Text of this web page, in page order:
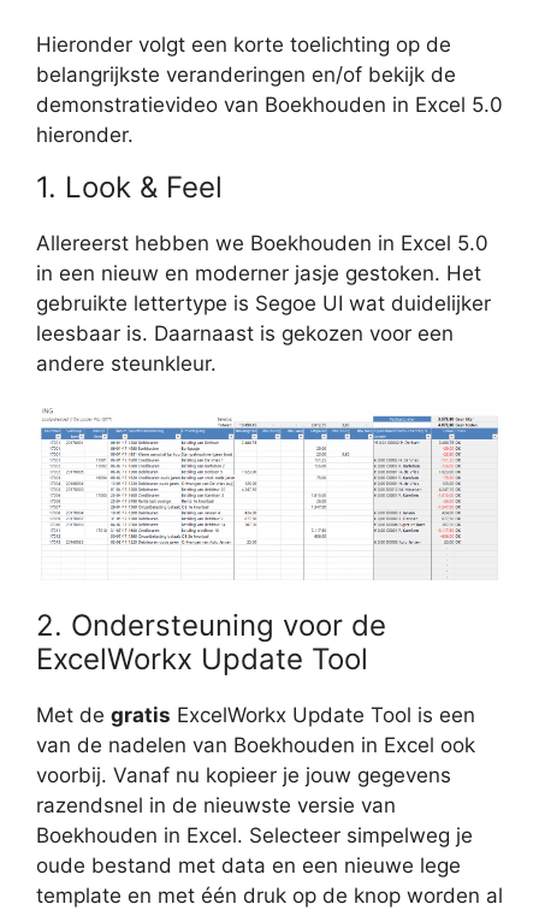
Hieronder volgt een korte toelichting op de
belangrijkste veranderingen en/of bekijk de
demonstratievideo van Boekhouden in Excel 5.0
hieronder.
1. Look & Feel
Allereerst hebben we Boekhouden in Excel 5.0
in een nieuw en moderner jasje gestoken. Het
gebruikte lettertype is Segoe UI wat duidelijker
leesbaar is. Daarnaast is gekozen voor een
andere steunkleur.
2. Ondersteuning voor de
ExcelWorkx Update Tool
Met de gratis ExcelWorkx Update Tool is een
van de nadelen van Boekhouden in Excel ook
voorbij. Vanaf nu kopieer je jouw gegevens
razendsnel in de nieuwste versie van
Boekhouden in Excel. Selecteer simpelweg je
oude bestand met data en een nieuwe lege
template en met één druk op de knop worden al